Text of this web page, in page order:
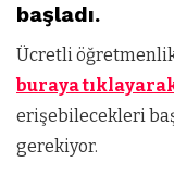
başladı.
Ücretli
buraya
erişebilecekleri
gerekiyor.